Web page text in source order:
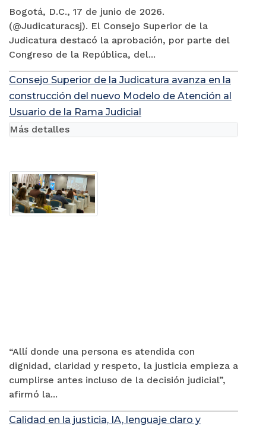
Bogotá, D.C., 17 de junio de 2026.
(@Judicaturacsj). El Consejo Superior de la
Judicatura destacó la aprobación, por parte del
Congreso de la República, del...
Consejo Superior de la Judicatura avanza en la
construcción del nuevo Modelo de Atención al
Usuario de la Rama Judicial
“Allí donde una persona es atendida con
dignidad, claridad y respeto, la justicia empieza a
cumplirse antes incluso de la decisión judicial”,
afirmó la...
Más detalles
Calidad en la justicia, IA, lenguaje claro y